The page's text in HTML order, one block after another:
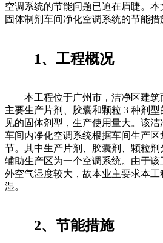
空调系统的节能问题已迫在眉睫。
固体制剂车间净化空调系统的节能措
1、工程概况
本工程位于广州市，洁净区建筑
主要生产片剂、胶囊和颗粒 3 种剂
见的固体剂型，生产使用量大。该洁
车间内净化空调系统根据车间生产
节。其中生产片剂、胶囊剂、颗粒剂
辅助生产区为一个空调系统。由于
外空气湿度较大，故本业主要求本
湿。
2、节能措施